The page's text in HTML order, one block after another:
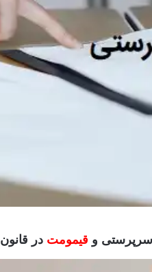
سرپرستی و قیمومت در قانون